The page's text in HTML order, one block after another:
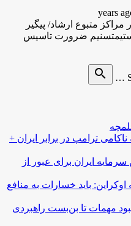
متبوع ارشاد/ پیگیر
ضرورت تاسیس
search
ترامپ در برابر ایران +
ایران برای عبور از
باید خسارات به منافع
مهمات تا بن‌بست راهبردی